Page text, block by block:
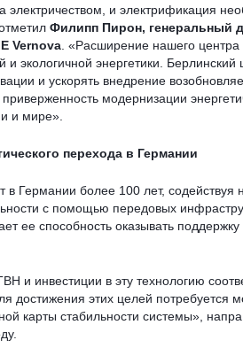
и электрификация
Филипп Пирон, генеральный
Vernova . «Расширение нашего
и экологичной энергетики.
и ускорять внедрение
модернизации
и мире».
перехода в Германии
в Германии более 100 лет,
с помощью передовых
ее способность оказывать
и инвестиции в эту технологию
достижения этих целей потребуется
карты стабильности системы»,